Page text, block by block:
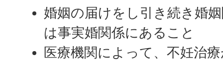
婚姻の届けをし引き続き婚
は事実婚関係にあること
医療機関によって、不妊治